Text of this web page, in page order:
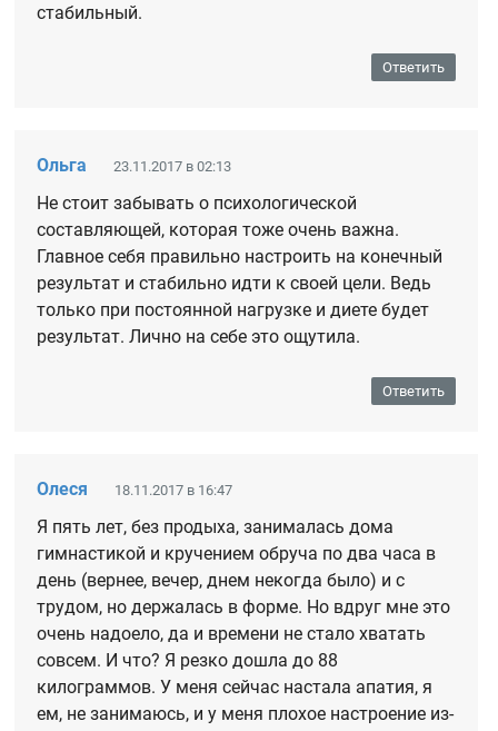
стабильный.
Ответить
Ольга 23.11.2017 в 02:13
Не стоит забывать о психологической
составляющей, которая тоже очень важна.
Главное себя правильно настроить на конечный
результат и стабильно идти к своей цели. Ведь
только при постоянной нагрузке и диете будет
результат. Лично на себе это ощутила.
Ответить
Олеся 18.11.2017 в 16:47
Я пять лет, без продыха, занималась дома
гимнастикой и кручением обруча по два часа в
день (вернее, вечер, днем некогда было) и с
трудом, но держалась в форме. Но вдруг мне это
очень надоело, да и времени не стало хватать
совсем. И что? Я резко дошла до 88
килограммов. У меня сейчас настала апатия, я
ем, не занимаюсь, и у меня плохое настроение из-